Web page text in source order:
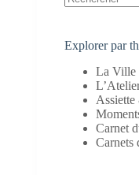
Explorer par
La Ville
Carnet
Carnets